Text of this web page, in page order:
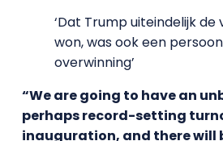
‘Dat Trump uiteindelijk de
won, was ook een
overwinning’
“We are going to have an
perhaps record-setting
inauguration, and there will